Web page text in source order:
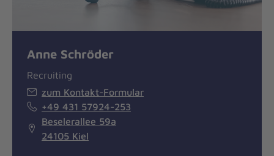
Anne Schröder
Recruiting
zum Kontakt-Formular
+49 431 57924-253
Beselerallee 59a
24105 Kiel